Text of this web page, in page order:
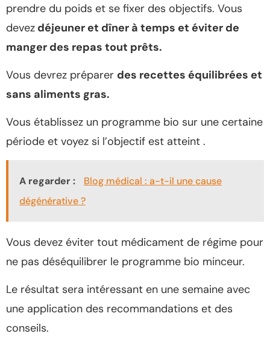
prendre du poids et se fixer des objectifs. Vous
devez déjeuner et dîner à temps et éviter de
manger des repas tout prêts.
Vous devrez préparer des recettes équilibrées et
sans aliments gras.
Vous établissez un programme bio sur une certaine
période et voyez si l’objectif est atteint .
A regarder :
Blog médical : a-t-il une cause
dégénérative ?
Vous devez éviter tout médicament de régime pour
ne pas déséquilibrer le programme bio minceur.
Le résultat sera intéressant en une semaine avec
une application des recommandations et des
conseils.